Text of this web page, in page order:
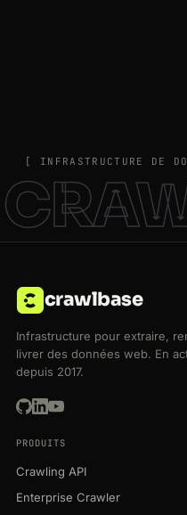
[ INFRASTRUCTURE DE
crawlbase
Infrastructure pour extraire,
livrer des données web. En
depuis 2017.
PRODUITS
Crawling API
Enterprise Crawler